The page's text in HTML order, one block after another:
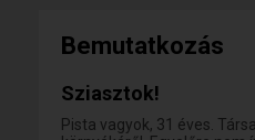
Bemutatkozás
Sziasztok!
Pista vagyok, 31 éves.